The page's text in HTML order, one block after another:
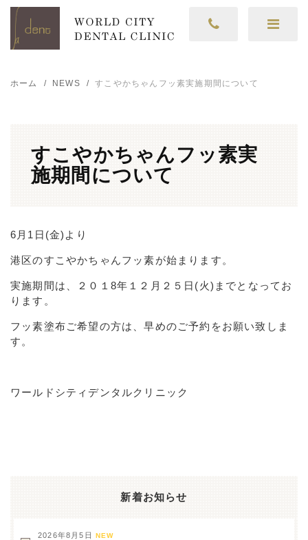
ホーム NEWS すこやかちゃんフッ素実施期間について
すこやかちゃんフッ素実
施期間について
6月1日(金)より
港区のすこやかちゃんフッ素が始まります。
実施期間は、２０１8年１２月２５日(火)までとなってお
ります。
フッ素塗布ご希望の方は、早めのご予約をお願い致しま
す。
ワールドシティデンタルクリニック
新着お知らせ
2026年8月5日 NEW